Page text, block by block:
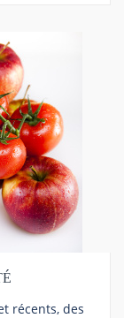
récents, des